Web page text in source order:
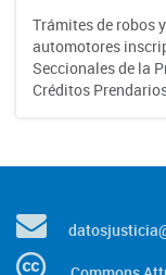
Trámites de robos
automotores
Seccionales de la
Créditos